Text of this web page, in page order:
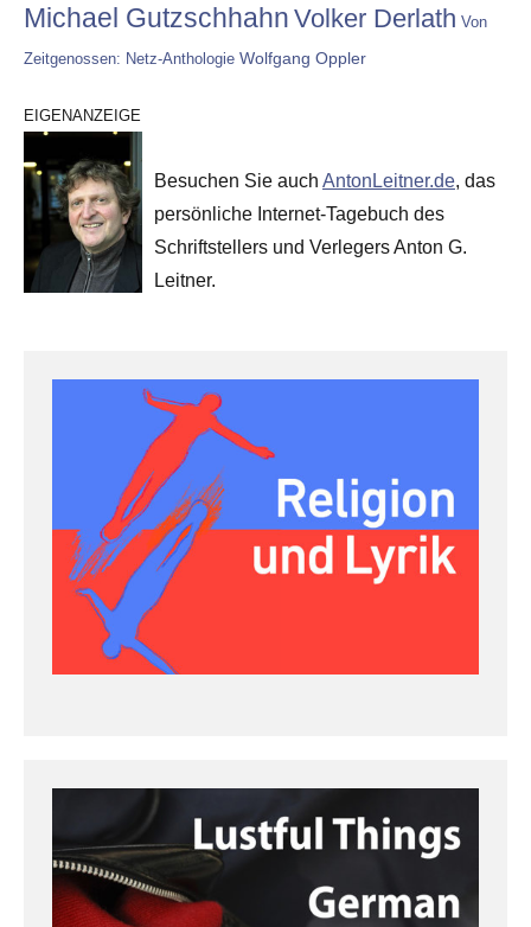
Michael Gutzschhahn Volker Derlath Von
Zeitgenossen: Netz-Anthologie Wolfgang Oppler
EIGENANZEIGE
Besuchen Sie auch AntonLeitner.de, das
persönliche Internet-Tagebuch des
Schriftstellers und Verlegers Anton G.
Leitner.